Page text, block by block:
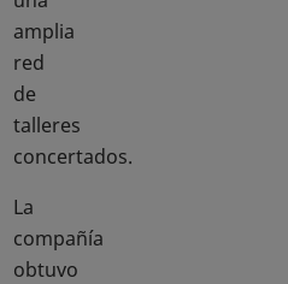
amplia
red
de
talleres
concertados.
La
compañía
obtuvo